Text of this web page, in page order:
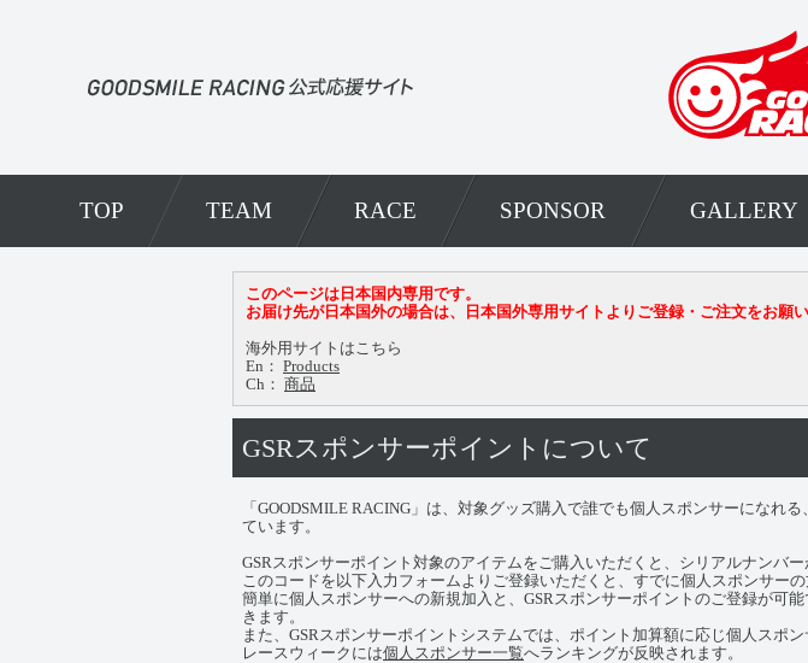
TOP TEAM RACE SPONSOR GALLERY
このページは日本国内専用です。
お届け先が日本国外の場合は、日本国外専用サイトよりご登録・ご注文をお願い
海外用サイトはこちら
En： Products
Ch： 商品
GSRスポンサーポイントについて
「GOODSMILE RACING」は、対象グッズ購入で誰でも個人スポンサーになれ
ています。
GSRスポンサーポイント対象のアイテムをご購入いただくと、シリアルナンバー
このコードを以下入力フォームよりご登録いただくと、すでに個人スポンサー
簡単に個人スポンサーへの新規加入と、GSRスポンサーポイントのご登録が可
きます。
また、GSRスポンサーポイントシステムでは、ポイント加算額に応じ個人スポ
レースウィークには個人スポンサー一覧へランキングが反映されます。